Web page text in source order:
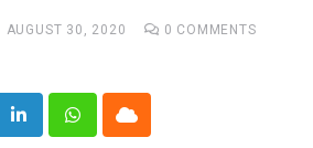
AUGUST 30, 2020 0 COMMENTS
LinkedInWhatsappCloud